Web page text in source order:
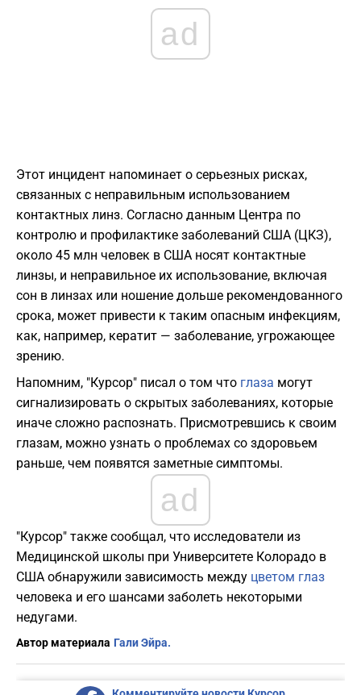
ad
Этот инцидент напоминает о серьезных рисках,
связанных с неправильным использованием
контактных линз. Согласно данным Центра по
контролю и профилактике заболеваний США (ЦКЗ),
около 45 млн человек в США носят контактные
линзы, и неправильное их использование, включая
сон в линзах или ношение дольше рекомендованного
срока, может привести к таким опасным инфекциям,
как, например, кератит — заболевание, угрожающее
зрению.
Напомним, "Курсор" писал о том что глаза могут
сигнализировать о скрытых заболеваниях, которые
иначе сложно распознать. Присмотревшись к своим
глазам, можно узнать о проблемах со здоровьем
раньше, чем появятся заметные симптомы.
ad
"Курсор" также сообщал, что исследователи из
Медицинской школы при Университете Колорадо в
США обнаружили зависимость между цветом глаз
человека и его шансами заболеть некоторыми
недугами.
Автор материала Гали Эйра.